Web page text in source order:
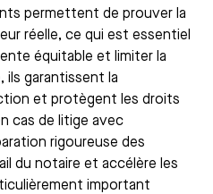
permettent de prouver la
réelle, ce qui est essentiel
équitable et limiter la
ils garantissent la
et protègent les droits
cas de litige avec
rigoureuse des
du notaire et accélère les
important